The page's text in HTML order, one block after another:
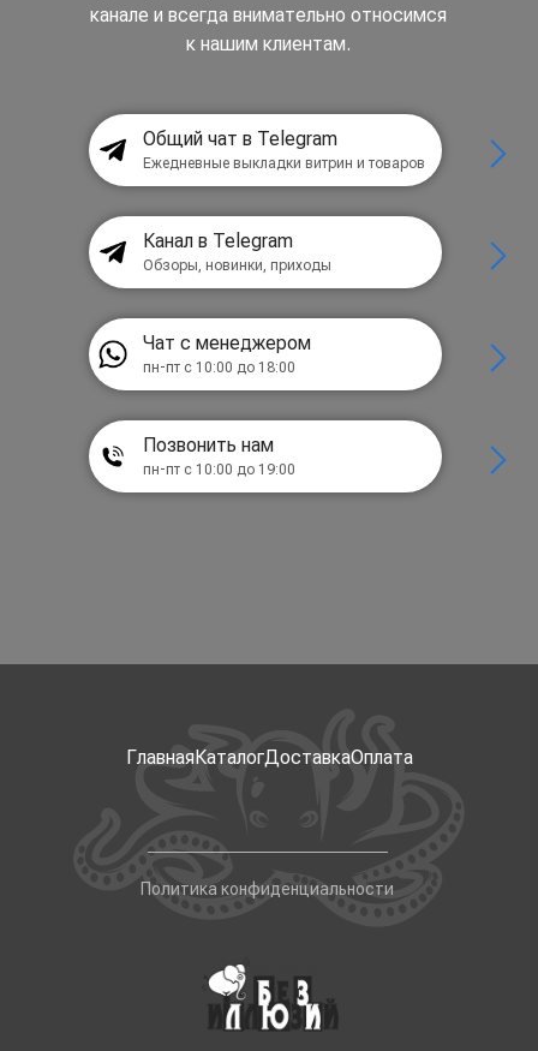
канале и всегда внимательно относимся
к нашим клиентам.
Общий чат в Telegram
Ежедневные выкладки витрин и товаров
Канал в Telegram
Обзоры, новинки, приходы
Чат с менеджером
пн-пт с 10:00 до 18:00
Позвонить нам
пн-пт с 10:00 до 19:00
ГлавнаяКаталогДоставкаОплата
Политика конфиденциальности